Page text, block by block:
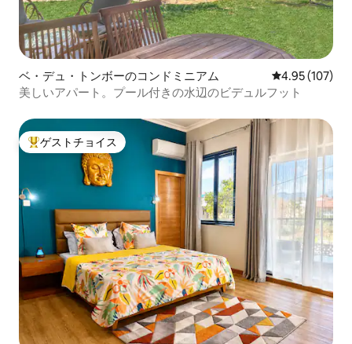
ベ・デュ・トンボーのコンドミニアム レビュー107
4.95 (107)
美しいアパート。プール付きの水辺のビデュルフット
大好評のゲストチョイスです。
ゲストチョイス